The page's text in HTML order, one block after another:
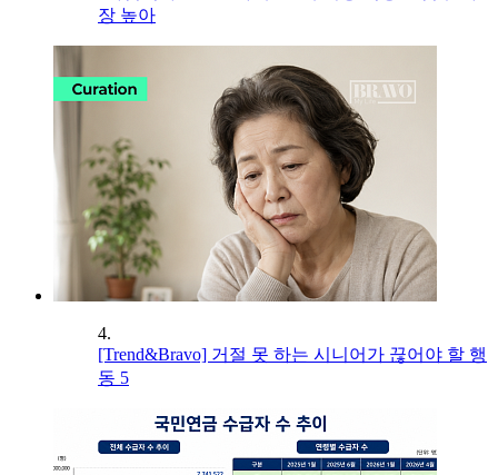
장 높아
4.
[Trend&Bravo] 거절 못 하는 시니어가 끊어야 할 행
동 5